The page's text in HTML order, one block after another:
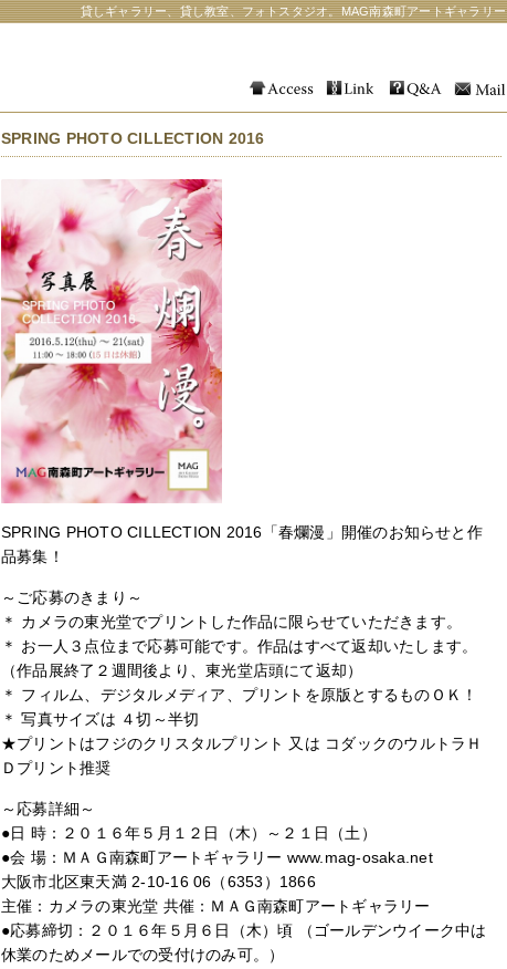
貸しギャラリー、貸し教室、フォトスタジオ。MAG南森町アートギャラリー
SPRING PHOTO CILLECTION 2016
SPRING PHOTO CILLECTION 2016「春爛漫」開催のお知らせと作
品募集！
～ご応募のきまり～
＊ カメラの東光堂でプリントした作品に限らせていただきます。
＊ お一人３点位まで応募可能です。作品はすべて返却いたします。
（作品展終了２週間後より、東光堂店頭にて返却）
＊ フィルム、デジタルメディア、プリントを原版とするものＯＫ！
＊ 写真サイズは ４切～半切
★プリントはフジのクリスタルプリント 又は コダックのウルトラＨ
Ｄプリント推奨
～応募詳細～
●日 時：２０１６年５月１２日（木）～２１日（土）
●会 場：ＭＡＧ南森町アートギャラリー www.mag-osaka.net
大阪市北区東天満 2-10-16 06（6353）1866
主催：カメラの東光堂 共催：ＭＡＧ南森町アートギャラリー
●応募締切：２０１６年５月６日（木）頃 （ゴールデンウイーク中は
休業のためメールでの受付けのみ可。）